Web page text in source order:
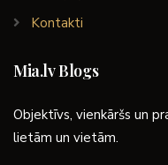
Kontakti
Mia.lv Blogs
Objektīvs, vienkāršs un
lietām un vietām.